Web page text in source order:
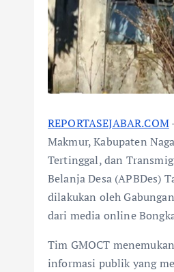
REPORTASEJABAR.COM
Makmur, Kabupaten
Tertinggal, dan
Belanja Desa (APBDes)
dilakukan oleh
dari media online
Tim GMOCT
informasi publik yang